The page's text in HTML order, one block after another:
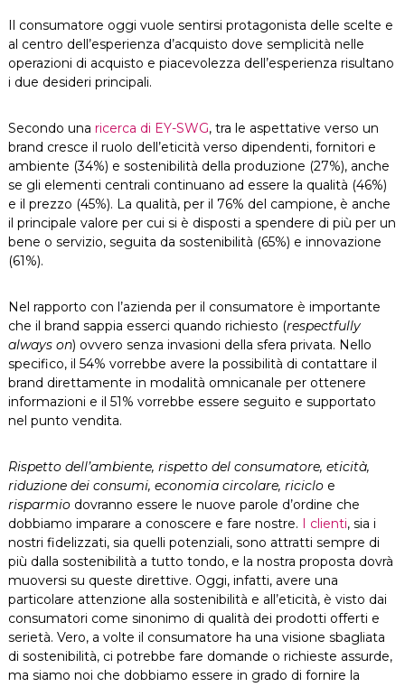
Il consumatore oggi vuole sentirsi protagonista delle scelte e
al centro dell’esperienza d’acquisto dove semplicità nelle
operazioni di acquisto e piacevolezza dell’esperienza risultano
i due desideri principali.
Secondo una ricerca di EY-SWG, tra le aspettative verso un
brand cresce il ruolo dell’eticità verso dipendenti, fornitori e
ambiente (34%) e sostenibilità della produzione (27%), anche
se gli elementi centrali continuano ad essere la qualità (46%)
e il prezzo (45%). La qualità, per il 76% del campione, è anche
il principale valore per cui si è disposti a spendere di più per un
bene o servizio, seguita da sostenibilità (65%) e innovazione
(61%).
Nel rapporto con l’azienda per il consumatore è importante
che il brand sappia esserci quando richiesto (respectfully
always on) ovvero senza invasioni della sfera privata. Nello
specifico, il 54% vorrebbe avere la possibilità di contattare il
brand direttamente in modalità omnicanale per ottenere
informazioni e il 51% vorrebbe essere seguito e supportato
nel punto vendita.
Rispetto dell’ambiente, rispetto del consumatore, eticità,
riduzione dei consumi, economia circolare, ricicloe
risparmiodovranno essere le nuove parole d’ordine che
dobbiamo imparare a conoscere e fare nostre. I clienti, sia i
nostri fidelizzati, sia quelli potenziali, sono attratti sempre di
più dalla sostenibilità a tutto tondo, e la nostra proposta dovrà
muoversi su queste direttive. Oggi, infatti, avere una
particolare attenzione alla sostenibilità e all’eticità, è visto dai
consumatori come sinonimo di qualità dei prodotti offerti e
serietà. Vero, a volte il consumatore ha una visione sbagliata
di sostenibilità, ci potrebbe fare domande o richieste assurde,
ma siamo noi che dobbiamo essere in grado di fornire la